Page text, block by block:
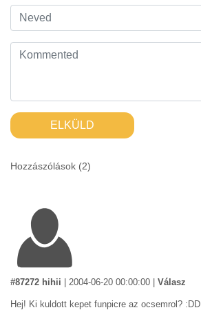
ELKÜLD
Hozzászólások (2)
#87272 hihii 2004-06-20 00:00:00 Válasz
Hej! Ki kuldott kepet funpicre az ocsemrol? :DD